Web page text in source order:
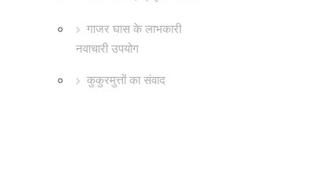
गाजर घास के लाभकारी
नवाचारी उपयोग
कुकुरमुत्तों का संवाद